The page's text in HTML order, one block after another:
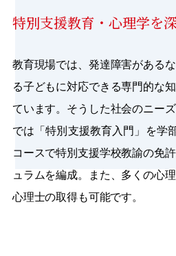
特別支援教育・心理学を
教育現場では、発達障害がある
る子どもに対応できる専門的な
ています。そうした社会のニー
では「特別支援教育入門」を学
コースで特別支援学校教諭の免
ュラムを編成。また、多くの心
心理士の取得も可能です。